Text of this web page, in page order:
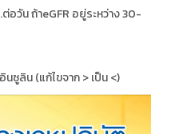
อวัน ถ้าeGFR อยู่ระหว่าง 30-
ซูลิน (แก้ไขจาก > เป็น <)